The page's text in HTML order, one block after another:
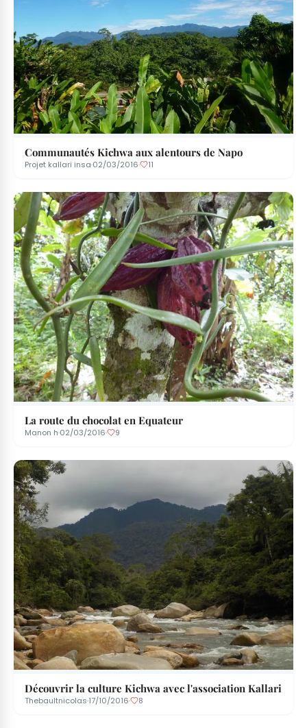
Communautés Kichwa aux alentours de Napo
Projet kallari insa·02/03/2016· 11
La route du chocolat en Equateur
Manon h·02/03/2016· 9
Découvrir la culture Kichwa avec l'association Kallari
Thebaultnicolas·17/10/2016· 8